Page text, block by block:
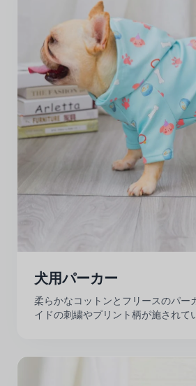
犬用パーカー
柔らかなコットンとフリースのパー
イドの刺繍やプリント柄が施されて